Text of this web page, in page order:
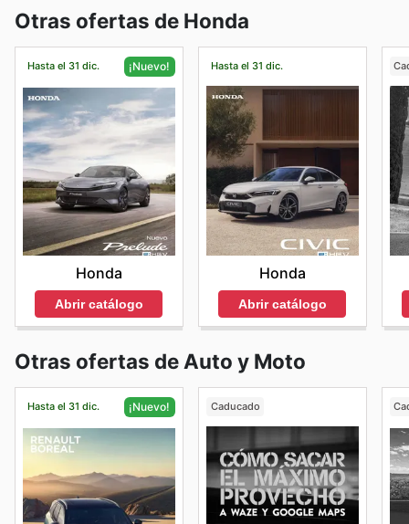
Otras ofertas de Honda
Hasta el 31 dic. ¡Nuevo!
Honda
Abrir catálogo
Hasta el 31 dic.
Honda
Abrir catálogo
Otras ofertas de Auto y Moto
Hasta el 31 dic. ¡Nuevo! Caducado